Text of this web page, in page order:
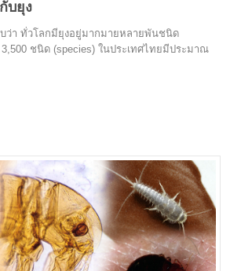
บยุง
บว่า ทั่วโลกมียุงอยู่มากมายหลายพันชนิด
ชนิด (species) ในประเทศไทยมีประมาณ